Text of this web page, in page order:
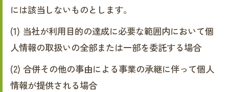
には該当しないものとします。
(1) 当社が利用目的の達成に必要な範囲内において個
人情報の取扱いの全部または一部を委託する場合
(2) 合併その他の事由による事業の承継に伴って個人
情報が提供される場合